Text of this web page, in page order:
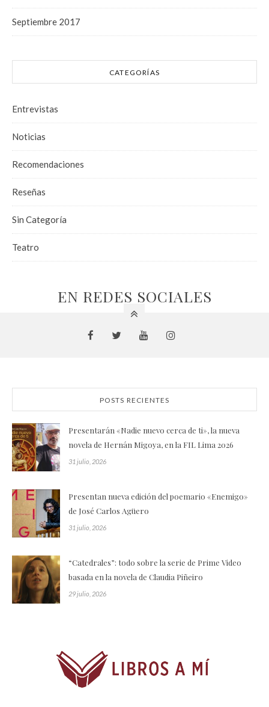
Septiembre 2017
CATEGORÍAS
Entrevistas
Noticias
Recomendaciones
Reseñas
Sin Categoría
Teatro
EN REDES SOCIALES
POSTS RECIENTES
Presentarán «Nadie nuevo cerca de ti», la nueva
novela de Hernán Migoya, en la FIL Lima 2026
31 julio, 2026
Presentan nueva edición del poemario «Enemigo»
de José Carlos Agüero
31 julio, 2026
“Catedrales”: todo sobre la serie de Prime Video
basada en la novela de Claudia Piñeiro
29 julio, 2026